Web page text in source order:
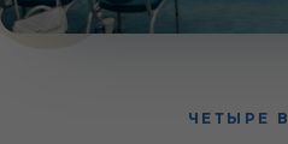
ЧЕТЫРЕ